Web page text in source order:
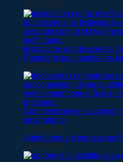
25/07/2026
Installation rapide scènes
Plomberie pour sanitaires
22/07/2026
Comment suivre sa
smartphone
19/07/2026
Aménager une terrasse
16/07/2026